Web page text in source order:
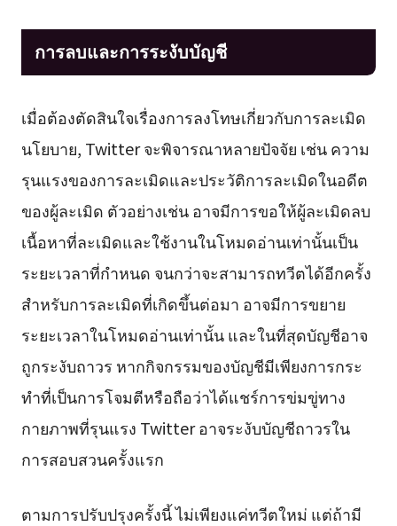
การลบและการระงับบัญชี
เมื่อต้องตัดสินใจเรื่องการลงโทษเกี่ยวกับการละเมิด
นโยบาย, Twitter จะพิจารณาหลายปัจจัย เช่น ความ
รุนแรงของการละเมิดและประวัติการละเมิดในอดีต
ของผู้ละเมิด ตัวอย่างเช่น อาจมีการขอให้ผู้ละเมิดลบ
เนื้อหาที่ละเมิดและใช้งานในโหมดอ่านเท่านั้นเป็น
ระยะเวลาที่กำหนด จนกว่าจะสามารถทวีตได้อีกครั้ง
สำหรับการละเมิดที่เกิดขึ้นต่อมา อาจมีการขยาย
ระยะเวลาในโหมดอ่านเท่านั้น และในที่สุดบัญชีอาจ
ถูกระงับถาวร หากกิจกรรมของบัญชีมีเพียงการกระ
ทำที่เป็นการโจมตีหรือถือว่าได้แชร์การข่มขู่ทาง
กายภาพที่รุนแรง Twitter อาจระงับบัญชีถาวรใน
การสอบสวนครั้งแรก
ตามการปรับปรุงครั้งนี้ ไม่เพียงแค่ทวีตใหม่ แต่ถ้ามี